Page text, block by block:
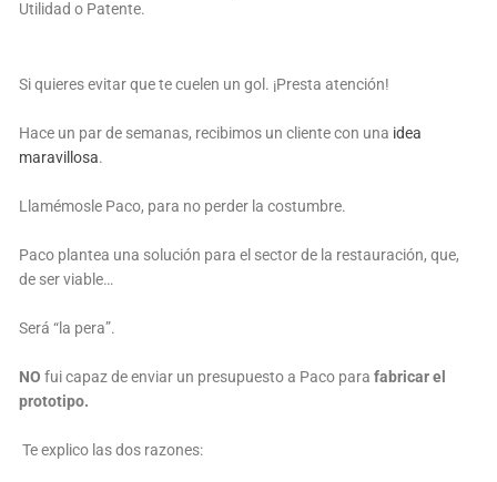
Utilidad o Patente.
Si quieres evitar que te cuelen un gol. ¡Presta atención!
Hace un par de semanas, recibimos un cliente con una idea
maravillosa.
Llamémosle Paco, para no perder la costumbre.
Paco plantea una solución para el sector de la restauración, que,
de ser viable…
Será “la pera”.
NO fui capaz de enviar un presupuesto a Paco parafabricar el
prototipo.
Te explico las dos razones: